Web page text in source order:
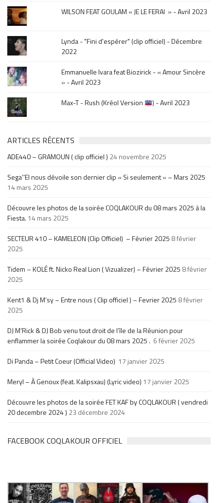
WILSON FEAT GOULAM « JE LE FERAI » - Avril 2023
Lynda - "Fini d'espérer" (clip officiel) - Décembre
2022
Emmanuelle Ivara feat Biozirick - « Amour Sincère
» - Avril 2023
Max-T - Rush (Kréol Version
) - Avril 2023
ARTICLES RÉCENTS
ADE440 – GRAMOUN ( clip officiel ) 24 novembre 2025
Sega’’El nous dévoile son dernier clip « Si seulement » – Mars 2025
14 mars 2025
Découvre les photos de la soirée COQLAKOUR du 08 mars 2025 à la
Fiesta. 14 mars 2025
SECTEUR 410 – KAMELEON (Clip Officiel) – Février 2025 8 février
2025
Tidem – KOLÉ ft. Nicko Real Lion ( Vizualizer) – Février 2025 8 février
2025
Kent1 & Dj M’sy – Entre nous ( Clip officiel ) – Fevrier 2025 8 février
2025
DJ M’Rick & DJ Bob venu tout droit de l’île de la Réunion pour
enflammer la soirée Coqlakour du 08 mars 2025 . 6 février 2025
Di Panda – Petit Coeur (Official Video) 17 janvier 2025
Meryl – À Genoux (feat. Kalipsxau) (Lyric video) 17 janvier 2025
Découvre les photos de la soirée FET KAF by COQLAKOUR ( vendredi
20 decembre 2024 ) 23 décembre 2024
FACEBOOK COQLAKOUR OFFICIEL